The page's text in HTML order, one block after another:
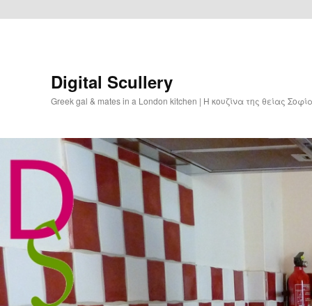
Digital Scullery
Greek gal & mates in a London kitchen | Η κουζίνα της θείας